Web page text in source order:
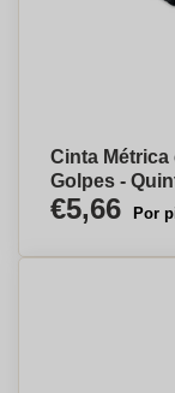
Cinta Métrica
Golpes -
€5,66 Por